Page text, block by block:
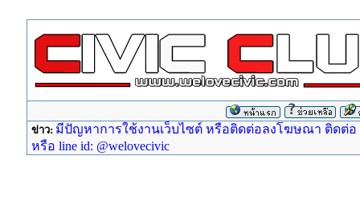
ข่าว: มีปัญหาการใช้งานเว็บไซต์ หรือติดต่อลงโฆษณา ติดต่อ
หรือ line id: @welovecivic